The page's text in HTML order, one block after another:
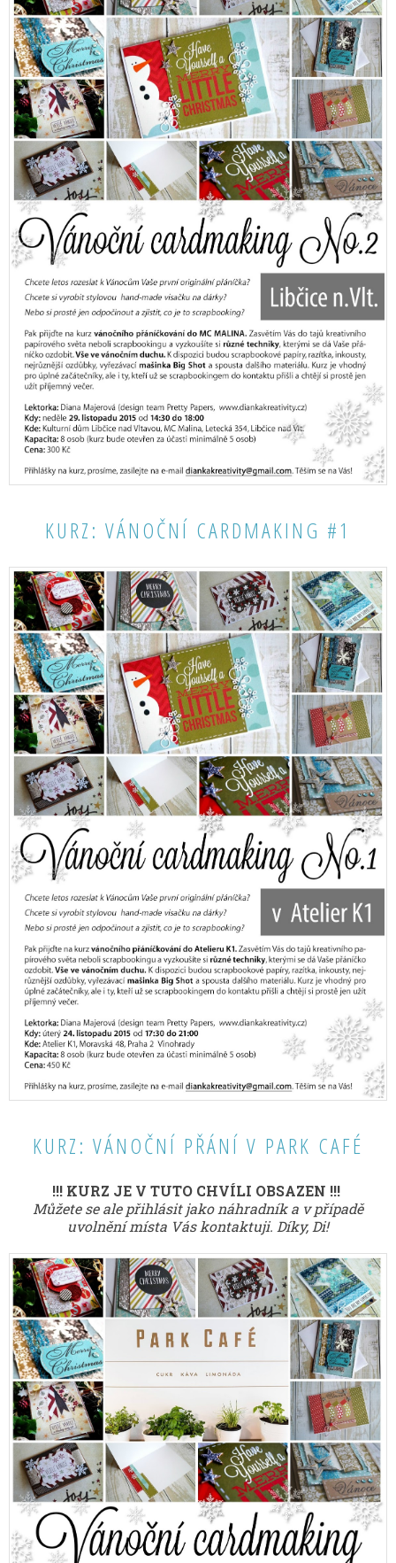
KURZ: VÁNOČNÍ CARDMAKING #1
KURZ: VÁNOČNÍ PŘÁNÍ V PARK CAFÉ
!!! KURZ JE V TUTO CHVÍLI OBSAZEN !!!
Můžete se ale přihlásit jako náhradník a v případě
uvolnění místa Vás kontaktuji. Díky, Di!